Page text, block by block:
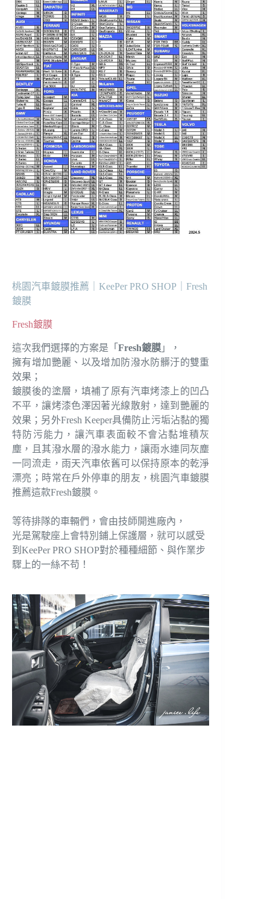
桃園汽車鍍膜推薦｜KeePer PRO SHOP｜Fresh
鍍膜
Fresh鍍膜
這次我們選擇的方案是「 Fresh鍍膜 」，
擁有增加艷麗、以及增加防潑水防髒汙的雙重
效果；
鍍膜後的塗層，填補了原有汽車烤漆上的凹凸
不平，讓烤漆色澤因著光線散射，達到艷麗的
效果；另外Fresh Keeper具備防止污垢沾黏的獨
特防污能力，讓汽車表面較不會沾黏堆積灰
塵，且其潑水層的潑水能力，讓雨水連同灰塵
一同流走，雨天汽車依舊可以保持原本的乾淨
漂亮；時常在戶外停車的朋友，桃園汽車鍍膜
推薦這款Fresh鍍膜。
等待排隊的車輛們，會由技師開進廠內，
光是駕駛座上會特別鋪上保護層，就可以感受
到KeePer PRO SHOP對於種種細節、與作業步
驟上的一絲不苟！